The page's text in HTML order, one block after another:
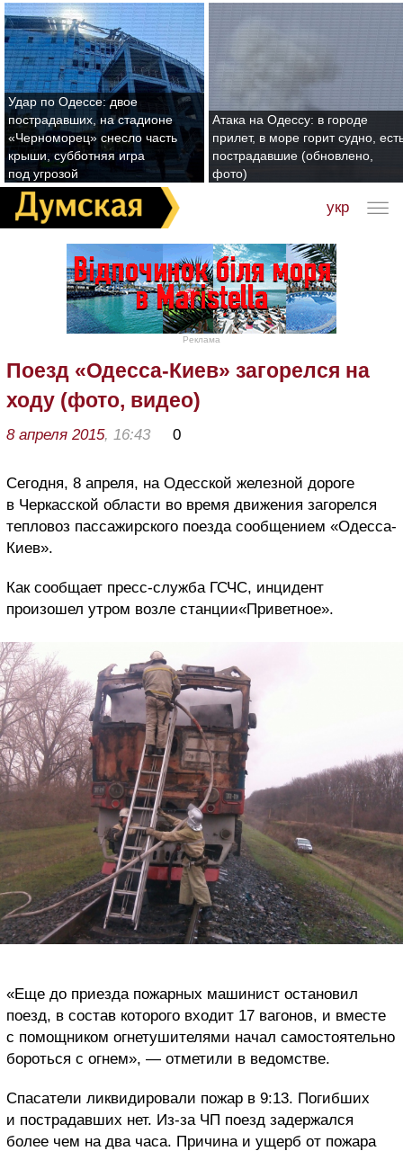
Удар по Одессе: двое
пострадавших, на стадионе
«Черноморец» снесло часть
крыши, субботняя игра
под угрозой
Атака на Одессу: в городе
прилет, в море горит судно,
пострадавшие (обновлено,
фото)
укр
Реклама
Поезд «Одесса-Киев» загорелся на
ходу (фото, видео)
8 апреля 2015, 16:43 0
Сегодня, 8 апреля, на Одесской железной дороге
в Черкасской области во время движения загорелся
тепловоз пассажирского поезда сообщением «Одесса-
Киев».
Как сообщает пресс-служба ГСЧС, инцидент
произошел утром возле станции«Приветное».
«Еще до приезда пожарных машинист остановил
поезд, в состав которого входит 17 вагонов, и вместе
с помощником огнетушителями начал самостоятельно
бороться с огнем», — отметили в ведомстве.
Спасатели ликвидировали пожар в 9:13. Погибших
и пострадавших нет. Из-за ЧП поезд задержался
более чем на два часа. Причина и ущерб от пожара